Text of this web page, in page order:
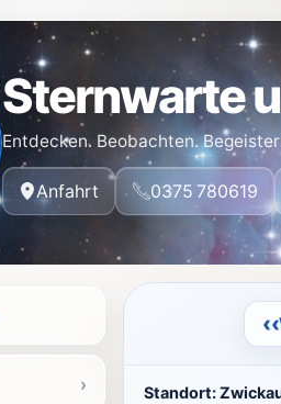
Sternwarte
Entdecken. Beobachten.
Anfahrt 0375 780619
›
‹‹
Standort: